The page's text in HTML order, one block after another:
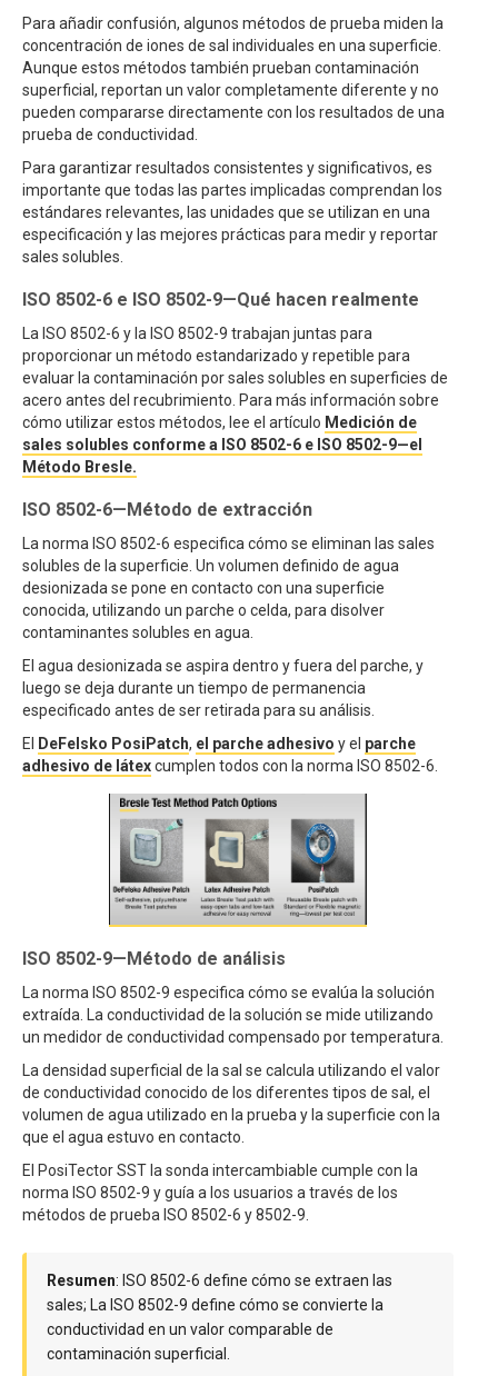
Para añadir confusión, algunos métodos de prueba miden la
concentración de iones de sal individuales en una superficie.
Aunque estos métodos también prueban contaminación
superficial, reportan un valor completamente diferente y no
pueden compararse directamente con los resultados de una
prueba de conductividad.
Para garantizar resultados consistentes y significativos, es
importante que todas las partes implicadas comprendan los
estándares relevantes, las unidades que se utilizan en una
especificación y las mejores prácticas para medir y reportar
sales solubles.
ISO 8502-6 e ISO 8502-9—Qué hacen realmente
La ISO 8502-6 y la ISO 8502-9 trabajan juntas para
proporcionar un método estandarizado y repetible para
evaluar la contaminación por sales solubles en superficies de
acero antes del recubrimiento. Para más información sobre
cómo utilizar estos métodos, lee el artículo Medición de
sales solubles conforme a ISO 8502-6 e ISO 8502-9—el
Método Bresle.
ISO 8502-6—Método de extracción
La norma ISO 8502-6 especifica cómo se eliminan las sales
solubles de la superficie. Un volumen definido de agua
desionizada se pone en contacto con una superficie
conocida, utilizando un parche o celda, para disolver
contaminantes solubles en agua.
El agua desionizada se aspira dentro y fuera del parche, y
luego se deja durante un tiempo de permanencia
especificado antes de ser retirada para su análisis.
El
DeFelsko PosiPatch, el parche adhesivo y el parche
adhesivo de látexcumplen todos con la norma ISO 8502-6.
ISO 8502-9—Método de análisis
La norma ISO 8502-9 especifica cómo se evalúa la solución
extraída. La conductividad de la solución se mide utilizando
un medidor de conductividad compensado por temperatura.
La densidad superficial de la sal se calcula utilizando el valor
de conductividad conocido de los diferentes tipos de sal, el
volumen de agua utilizado en la prueba y la superficie con la
que el agua estuvo en contacto.
El PosiTector SST la sonda intercambiable cumple con la
norma ISO 8502-9 y guía a los usuarios a través de los
métodos de prueba ISO 8502-6 y 8502-9.
Resumen: ISO 8502-6 define cómo se extraen las
sales; La ISO 8502-9 define cómo se convierte la
conductividad en un valor comparable de
contaminación superficial.